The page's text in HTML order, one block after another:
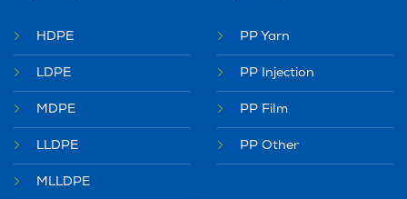
HDPE
LDPE
MDPE
LLDPE
MLLDPE
PP Yarn
PP Injection
PP Film
PP Other